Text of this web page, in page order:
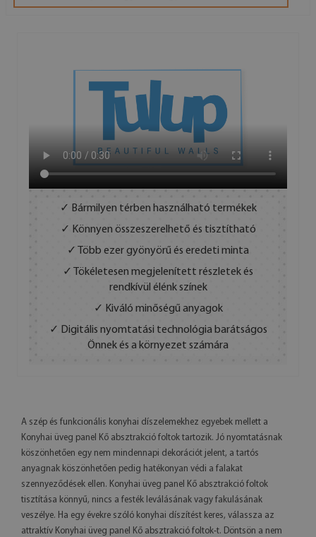
✓ Bármilyen térben használható termékek
✓ Könnyen összeszerelhető és tisztítható
✓ Több ezer gyönyörű és eredeti minta
✓ Tökéletesen megjelenített részletek és
rendkívül élénk színek
✓ Kiváló minőségű anyagok
✓ Digitális nyomtatási technológia barátságos
Önnek és a környezet számára
A szép és funkcionális konyhai díszelemekhez egyebek mellett a
Konyhai üveg panel Kő absztrakció foltok tartozik. Jó nyomtatásnak
köszönhetően egy nem mindennapi dekorációt jelent, a tartós
anyagnak köszönhetően pedig hatékonyan védi a falakat
szennyeződések ellen. Konyhai üveg panel Kő absztrakció foltok
tisztítása könnyű, nincs a festék leválásának vagy fakulásának
veszélye. Ha egy évekre szóló konyhai díszítést keres, válassza az
attraktív Konyhai üveg panel Kő absztrakció foltok-t. Döntsön a nem